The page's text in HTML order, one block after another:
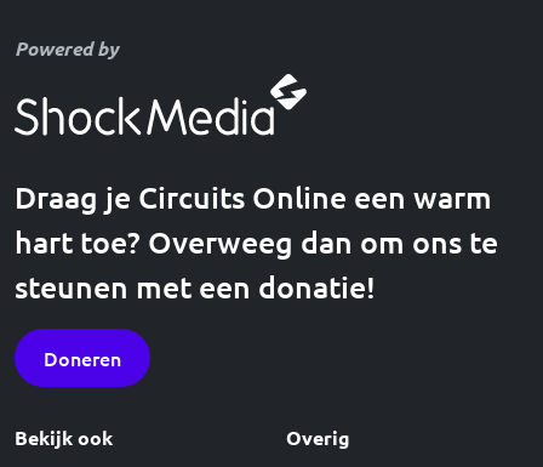
Powered by
Draag je Circuits Online een warm
hart toe? Overweeg dan om ons te
steunen met een donatie!
Doneren
Bekijk ook Overig